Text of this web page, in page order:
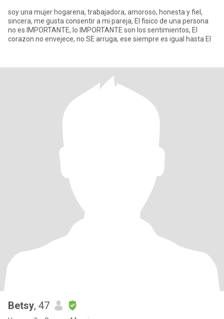
soy una mujer hogarena, trabajadora, amoroso, honesta y fiel,
sincera, me gusta consentir a mi pareja, El fisico de una persona
no es IMPORTANTE, lo IMPORTANTE son los sentimientos, El
corazon no envejece, no SE arruga, ese siempre es igual hasta El
Betsy, 47